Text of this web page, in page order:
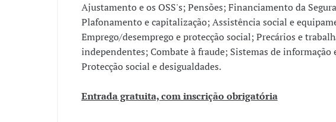
Ajustamento e os OSS's; Pensões; Financiamento da
Plafonamento e capitalização; Assistência social e
Emprego/desemprego e protecção social; Precários e
independentes; Combate à fraude; Sistemas de informação
Protecção social e desigualdades.
Entrada gratuita, com inscrição obrigatória